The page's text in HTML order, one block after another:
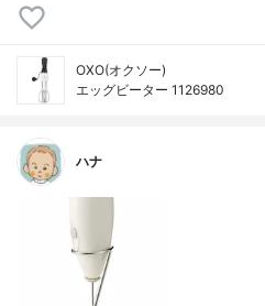
OXO(オクソー)
エッグビーター 1126980
ハナ